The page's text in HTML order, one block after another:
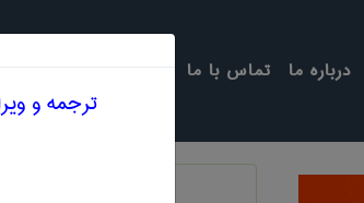
تماس با ما درباره ما
ترجمه و